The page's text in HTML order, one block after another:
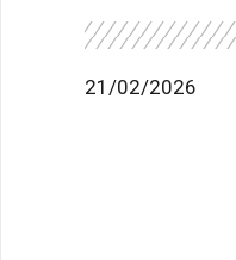
21/02/2026